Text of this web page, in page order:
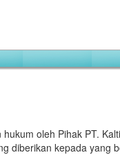
oleh Pihak PT.
diberikan kepada yang